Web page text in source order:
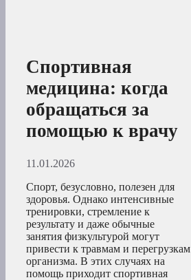
Спортивная
медицина: когда
обращаться за
помощью к врачу
11.01.2026
Спорт, безусловно, полезен для
здоровья. Однако интенсивные
тренировки, стремление к
результату и даже обычные
занятия физкультурой могут
привести к травмам и перегрузкам
организма. В этих случаях на
помощь приходит спортивная